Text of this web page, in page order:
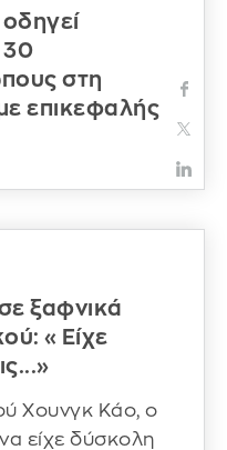
30
στη
επικεφαλής
ξαφνικά
«Είχε
Χουνγκ Κάο, ο
είχε δύσκολη